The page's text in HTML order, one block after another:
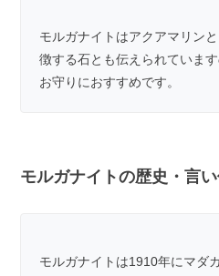
モルガナイトはアクアマリン
徴する石とも伝えられていま
お守りにおすすめです。
モルガナイトの歴史・言い
モルガナイトは1910年にマダ